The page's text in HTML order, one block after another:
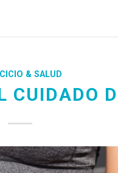
& SALUD
CUIDADO